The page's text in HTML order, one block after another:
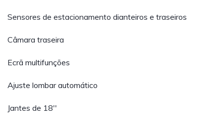
Sensores de estacionamento dianteiros e traseiros
Câmara traseira
Ecrã multifunções
Ajuste lombar automático
Jantes de 18''